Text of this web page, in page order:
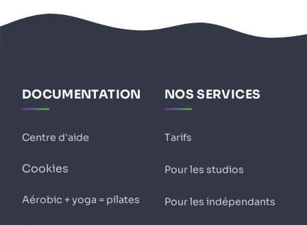
DOCUMENTATION
Centre d'aide
Cookies
Aérobic + yoga = pilates
NOS SERVICES
Tarifs
Pour les studios
Pour les indépendants